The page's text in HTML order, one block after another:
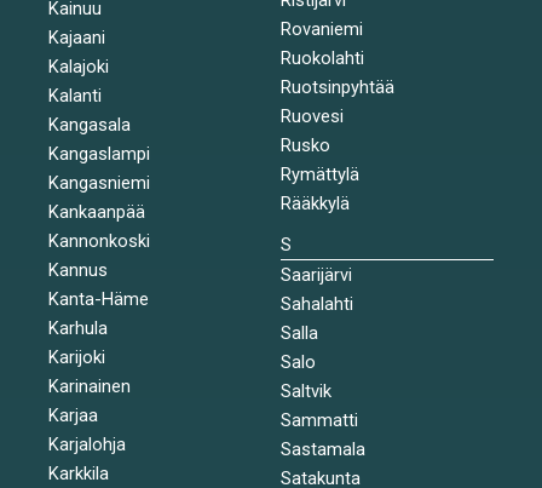
Kainuu
Kajaani
Kalajoki
Kalanti
Kangasala
Kangaslampi
Kangasniemi
Kankaanpää
Kannonkoski
Kannus
Kanta-Häme
Karhula
Karijoki
Karinainen
Karjaa
Karjalohja
Karkkila
Rovaniemi
Ruokolahti
Ruotsinpyhtää
Ruovesi
Rusko
Rymättylä
Rääkkylä
S
Saarijärvi
Sahalahti
Salla
Salo
Saltvik
Sammatti
Sastamala
Satakunta